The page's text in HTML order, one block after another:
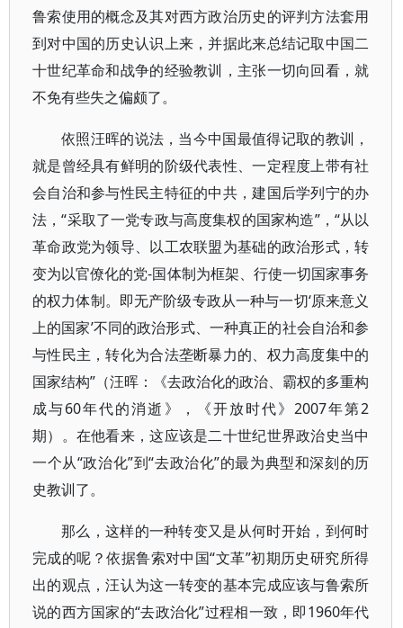
鲁索使用的概念及其对西方政治历史的评判方法套用
到对中国的历史认识上来，并据此来总结记取中国二
十世纪革命和战争的经验教训，主张一切向回看，就
不免有些失之偏颇了。
依照汪晖的说法，当今中国最值得记取的教训，
就是曾经具有鲜明的阶级代表性、一定程度上带有社
会自治和参与性民主特征的中共，建国后学列宁的办
法，“采取了一党专政与高度集权的国家构造”，“从以
革命政党为领导、以工农联盟为基础的政治形式，转
变为以官僚化的党-国体制为框架、行使一切国家事务
的权力体制。即无产阶级专政从一种与一切‘原来意义
上的国家’不同的政治形式、一种真正的社会自治和参
与性民主，转化为合法垄断暴力的、权力高度集中的
国家结构”（汪晖：《去政治化的政治、霸权的多重构
成与60年代的消逝》，《开放时代》2007年第2
期）。在他看来，这应该是二十世纪世界政治史当中
一个从“政治化”到“去政治化”的最为典型和深刻的历
史教训了。
那么，这样的一种转变又是从何时开始，到何时
完成的呢？依据鲁索对中国“文革”初期历史研究所得
出的观点，汪认为这一转变的基本完成应该与鲁索所
说的西方国家的“去政治化”过程相一致，即1960年代